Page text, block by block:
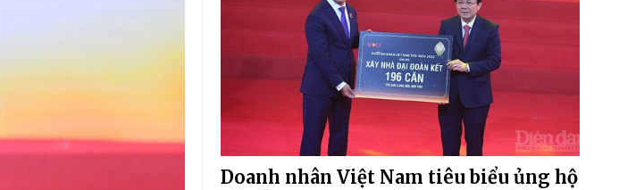
Doanh nhân Việt Nam tiêu biểu ủng hộ